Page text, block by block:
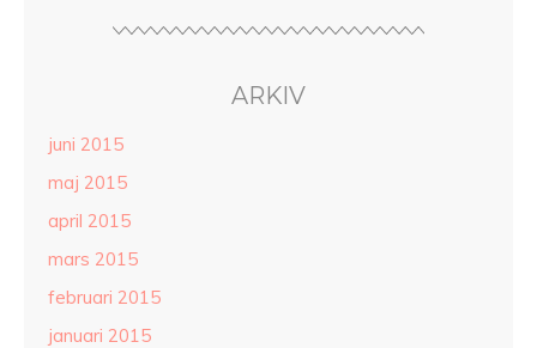
ARKIV
juni 2015
maj 2015
april 2015
mars 2015
februari 2015
januari 2015